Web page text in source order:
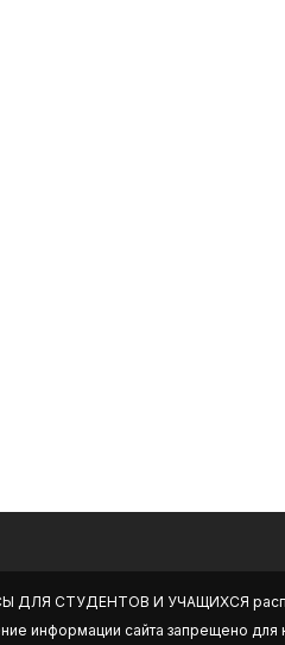
ДЛЯ СТУДЕНТОВ И УЧАЩИХСЯ
информации сайта запрещено для